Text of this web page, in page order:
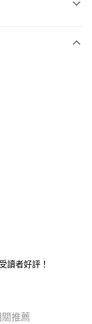
式。 讓您購物簡單
「AFTEE先享後付」
。
成。
要取消訂單，請聯絡
support/home
讀者好評！
推薦